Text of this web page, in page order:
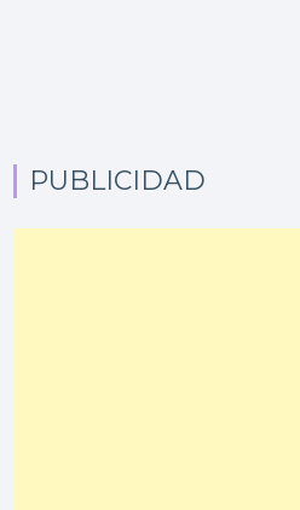
PUBLICIDAD